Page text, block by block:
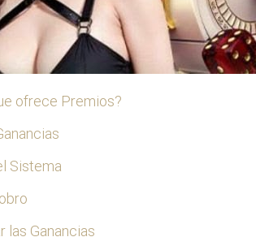
ofrece Premios?
Sistema
las Ganancias